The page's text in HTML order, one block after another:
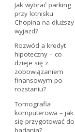
Jak wybrać parking
przy lotnisku
Chopina na dłuższy
wyjazd?
Rozwód a kredyt
hipoteczny – co
dzieje się z
zobowiązaniem
finansowym po
rozstaniu?
Tomografia
komputerowa – jak
się przygotować do
badania?